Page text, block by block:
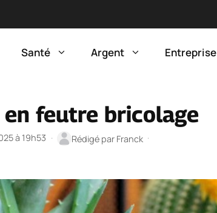
Santé Argent Entreprise
feutre bricolage
à 19h53 · Rédigé par Franck ·